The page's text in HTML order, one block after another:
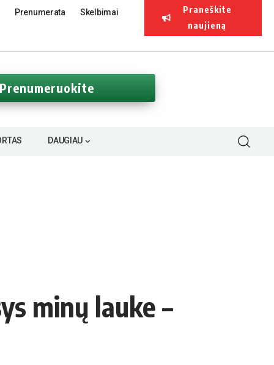
Prenumerata Skelbimai
Praneškite
naujieną
Prenumeruokite
DAUGIAU
minų lauke –